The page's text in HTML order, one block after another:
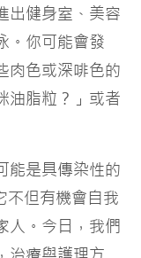
出健身室、美容
。你可能會發
肉色或深啡色的
油脂粒？」或者
能是具傳染性的
不但有機會自我
人。今日，我們